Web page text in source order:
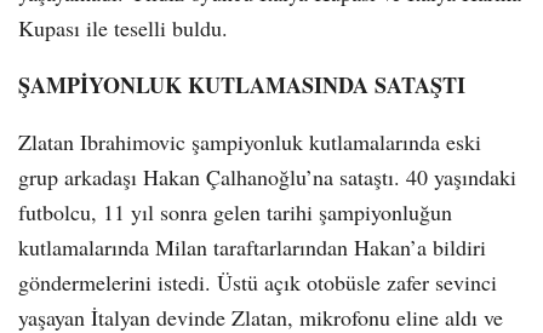
Kupası ile teselli buldu.
ŞAMPİYONLUK KUTLAMASINDA SATAŞTI
Zlatan Ibrahimovic şampiyonluk kutlamalarında eski
grup arkadaşı Hakan Çalhanoğlu’na sataştı. 40 yaşındaki
futbolcu, 11 yıl sonra gelen tarihi şampiyonluğun
kutlamalarında Milan taraftarlarından Hakan’a bildiri
göndermelerini istedi. Üstü açık otobüsle zafer sevinci
yaşayan İtalyan devinde Zlatan, mikrofonu eline aldı ve